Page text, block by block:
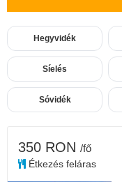
Hegyvidék
Síelés
Sóvidék
350 RON /fő
Étkezés feláras